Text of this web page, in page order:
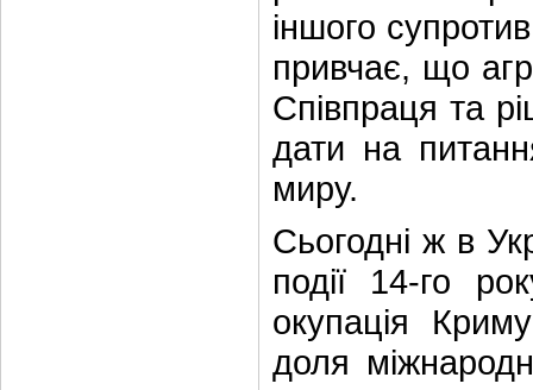
іншого
привчає, що
Співпраця та
дати на
миру.
Сьогодні ж в
події 14-го
окупація
доля